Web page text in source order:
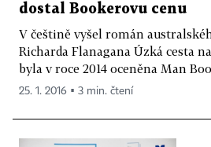
dostal Bookerovu cenu
V češtině vyšel román
Richarda Flanagana Úzká cesta
byla v roce 2014 oceněna Man
25. 1. 2016 ▪ 3 min. čtení